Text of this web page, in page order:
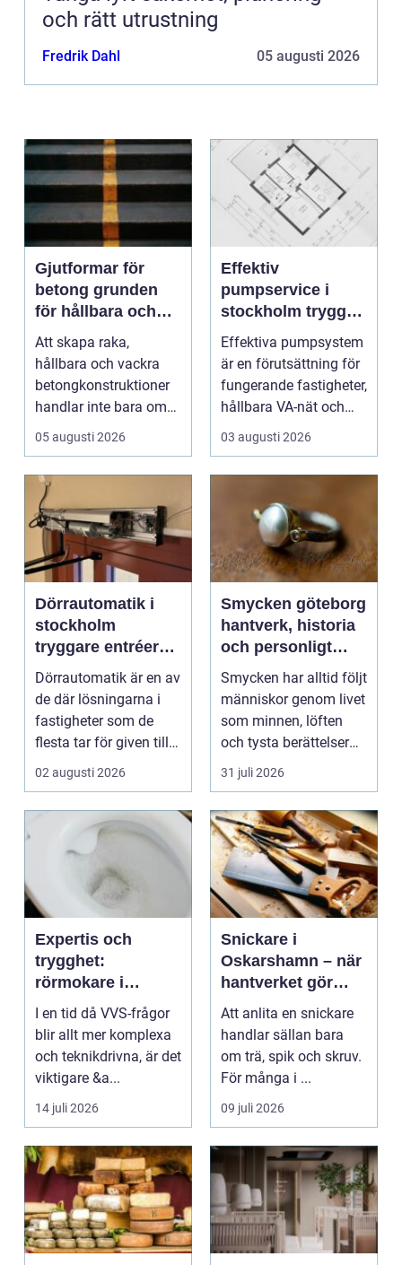
och rätt utrustning
Fredrik Dahl 05 augusti 2026
Gjutformar för
betong grunden
för hållbara och
precisa
konstruktioner
Att skapa raka,
hållbara och vackra
betongkonstruktioner
handlar inte bara om
rätt betongrecept elle...
05 augusti 2026
Effektiv
pumpservice i
stockholm trygg
drift utan avbrott
Effektiva pumpsystem
är en förutsättning för
fungerande fastigheter,
hållbara VA-nät och
trygg hante...
03 augusti 2026
Dörrautomatik i
stockholm
tryggare entréer
och bättre
tillgänglighet
Dörrautomatik är en av
de där lösningarna i
fastigheter som de
flesta tar för given tills
den sakna...
02 augusti 2026
Smycken göteborg
hantverk, historia
och personligt
uttryck
Smycken har alltid följt
människor genom livet
som minnen, löften
och tysta berättelser
nära huden....
31 juli 2026
Expertis och
trygghet:
rörmokare i
jämtland
I en tid då VVS-frågor
blir allt mer komplexa
och teknikdrivna, är det
viktigare &a...
14 juli 2026
Snickare i
Oskarshamn – när
hantverket gör
skillnad i vardagen
Att anlita en snickare
handlar sällan bara
om trä, spik och skruv.
För många i ...
09 juli 2026